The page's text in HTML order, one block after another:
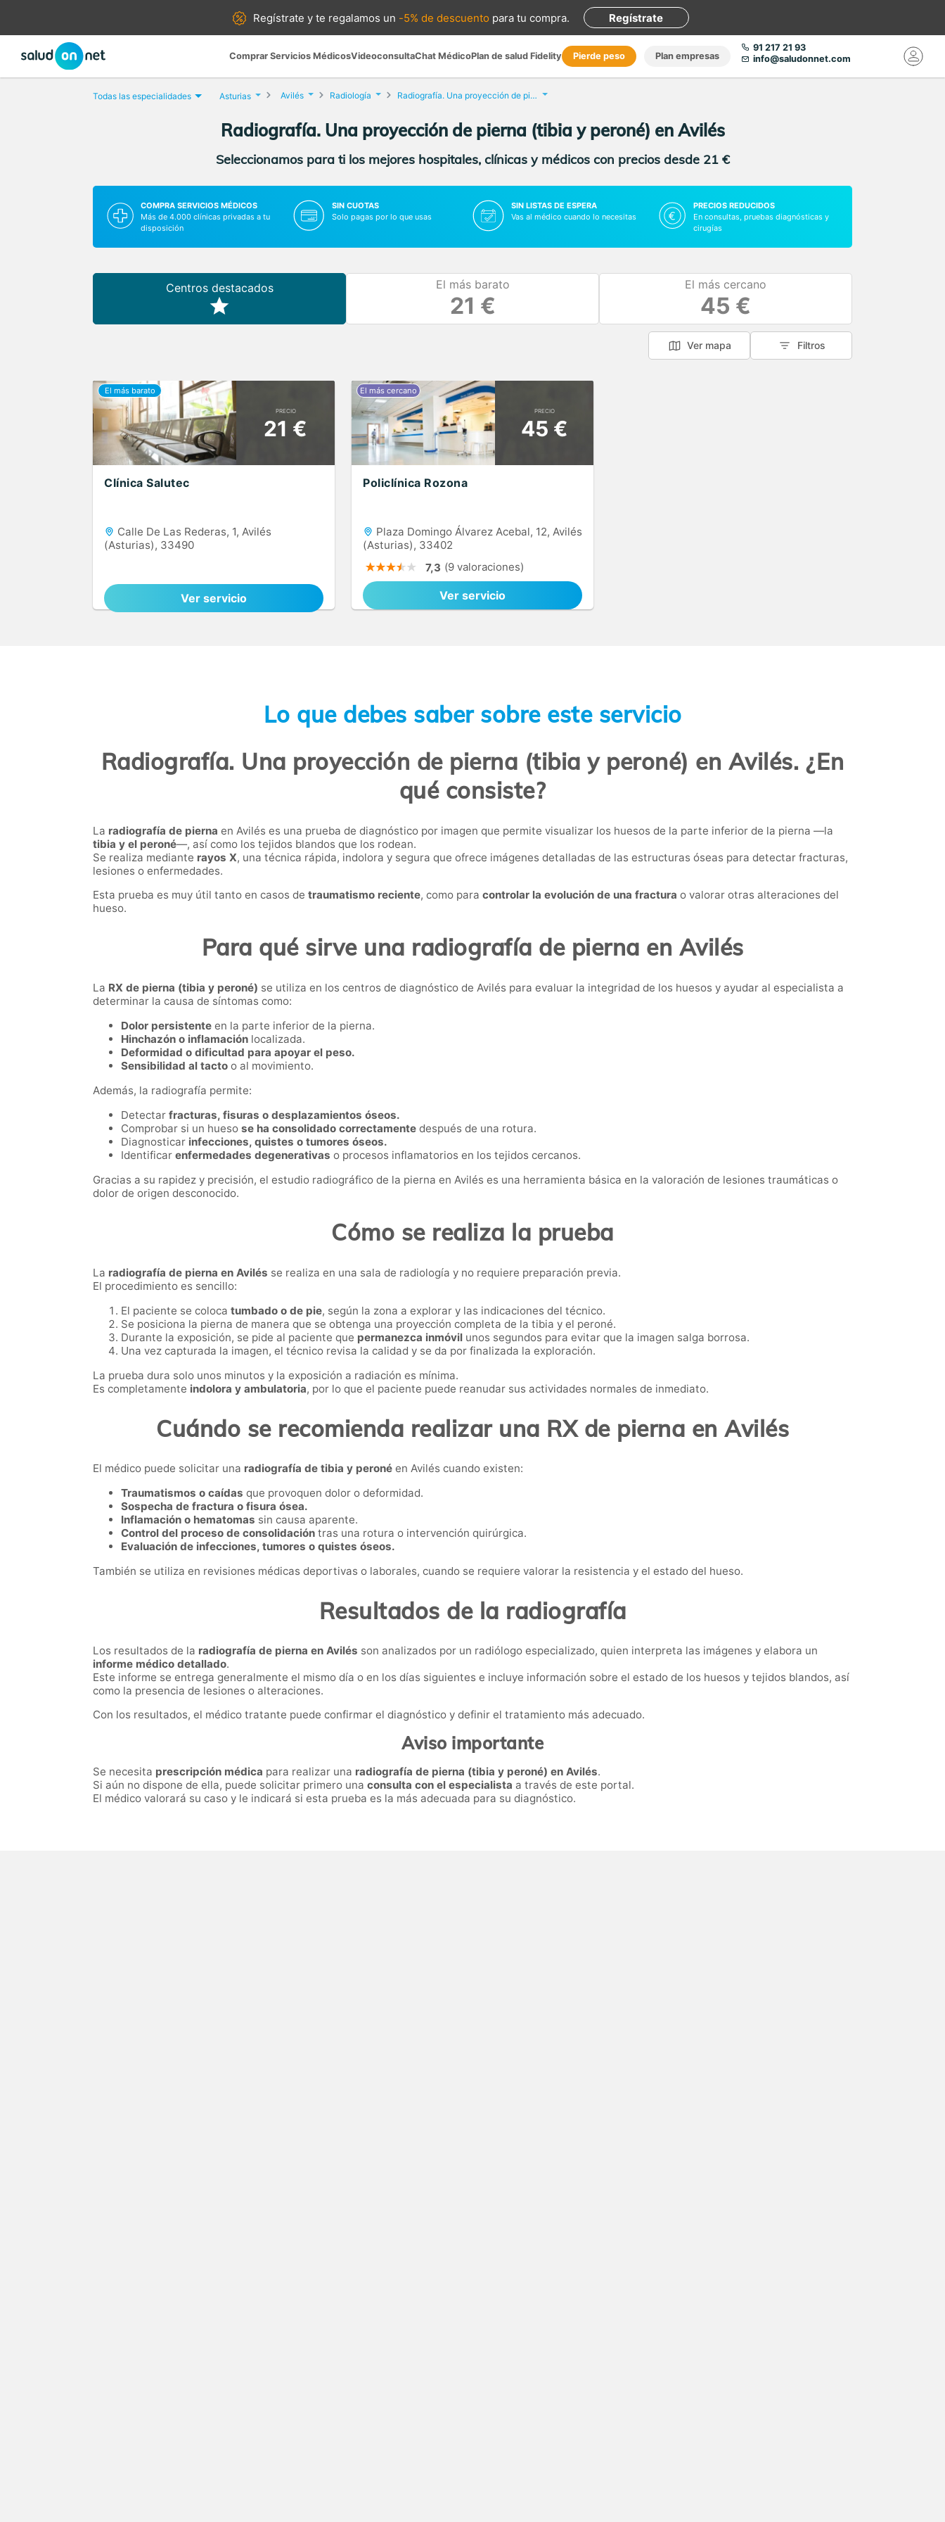
Regístrate yte regalamos un -5% de descuento para tu compra. Regístrate
Comprar Servicios MédicosVideoconsultaChat MédicoPlan de salud Fidelity Pierde peso Plan empresas
91 217 21 93
info@saludonnet.com
Todas las especialidades Asturias Avilés Radiología Radiografía. Una proyección de pierna (tibia y peroné)
Radiografía. Una proyección de pierna (tibia y peroné) en Avilés
Seleccionamos para ti los mejores hospitales, clínicas y médicos con precios desde 21 €
COMPRA SERVICIOS MÉDICOS
Más de 4.000 clínicas privadas a tu
disposición
SIN CUOTAS
Solo pagas por lo que usas
SIN LISTAS DE ESPERA
Vas al médico cuando lo necesitas
PRECIOS REDUCIDOS
En consultas, pruebas diagnósticas y
cirugías
Centros destacados El más barato
21 €
El más cercano
45 €
Ver mapa Filtros
PRECIO
21 €
Clínica Salutec
Calle De Las Rederas, 1, Avilés
(Asturias), 33490
Ver servicio
PRECIO
45 €
Policlínica Rozona
Plaza Domingo Álvarez Acebal, 12, Avilés
(Asturias), 33402
7,3 (9 valoraciones)
Ver servicio
Lo que debes saber sobre este servicio
Radiografía. Una proyección de pierna (tibia y peroné) en Avilés. ¿En
qué consiste?
La radiografía de pierna en Avilés es una prueba de diagnóstico por imagen que permite visualizar los huesos de la parte inferior de la pierna —la
tibia y el peroné—, así como los tejidos blandos que los rodean.
Se realiza mediante rayos X, una técnica rápida, indolora y segura que ofrece imágenes detalladas de las estructuras óseas para detectar fracturas,
lesiones o enfermedades.
Esta prueba es muy útil tanto en casos de traumatismo reciente, como para controlar la evolución de una fractura o valorar otras alteraciones del
hueso.
Para qué sirve una radiografía de pierna en Avilés
La RX de pierna (tibia y peroné) se utiliza en los centros de diagnóstico de Avilés para evaluar la integridad de los huesos y ayudar al especialista a
determinar la causa de síntomas como:
Dolor persistente en la parte inferior de la pierna.
Hinchazón o inflamación localizada.
Deformidad o dificultad para apoyar el peso.
Sensibilidad al tacto o al movimiento.
Además, la radiografía permite:
Detectar fracturas, fisuras o desplazamientos óseos.
Comprobar si un hueso se ha consolidado correctamente después de una rotura.
Diagnosticar infecciones, quistes o tumores óseos.
Identificar enfermedades degenerativas o procesos inflamatorios en los tejidos cercanos.
Gracias a su rapidez y precisión, el estudio radiográfico de la pierna en Avilés es una herramienta básica en la valoración de lesiones traumáticas o
dolor de origen desconocido.
Cómo se realiza la prueba
La radiografía de pierna en Avilés se realiza en una sala de radiología y no requiere preparación previa.
El procedimiento es sencillo:
El paciente se coloca tumbado o de pie, según la zona a explorar y las indicaciones del técnico.
Se posiciona la pierna de manera que se obtenga una proyección completa de la tibia y el peroné.
Durante la exposición, se pide al paciente que permanezca inmóvil unos segundos para evitar que la imagen salga borrosa.
Una vez capturada la imagen, el técnico revisa la calidad y se da por finalizada la exploración.
La prueba dura solo unos minutos y la exposición a radiación es mínima.
Es completamente indolora y ambulatoria, por lo que el paciente puede reanudar sus actividades normales de inmediato.
Cuándo se recomienda realizar una RX de pierna en Avilés
El médico puede solicitar una radiografía de tibia y peroné en Avilés cuando existen:
Traumatismos o caídas que provoquen dolor o deformidad.
Sospecha de fractura o fisura ósea.
Inflamación o hematomas sin causa aparente.
Control del proceso de consolidación tras una rotura o intervención quirúrgica.
Evaluación de infecciones, tumores o quistes óseos.
También se utiliza en revisiones médicas deportivas o laborales, cuando se requiere valorar la resistencia y el estado del hueso.
Resultados de la radiografía
Los resultados de la radiografía de pierna en Avilés son analizados por un radiólogo especializado, quien interpreta las imágenes y elabora un
informe médico detallado.
Este informe se entrega generalmente el mismo día o en los días siguientes e incluye información sobre el estado de los huesos y tejidos blandos, así
como la presencia de lesiones o alteraciones.
Con los resultados, el médico tratante puede confirmar el diagnóstico y definir el tratamiento más adecuado.
Aviso importante
Se necesita prescripción médica para realizar una radiografía de pierna (tibia y peroné) en Avilés.
Si aún no dispone de ella, puede solicitar primero una consulta con el especialista a través de este portal.
El médico valorará su caso y le indicará si esta prueba es la más adecuada para su diagnóstico.